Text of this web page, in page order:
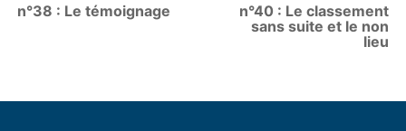
n°38 : Le témoignage
n°40 : Le classement
sans suite et le non
lieu